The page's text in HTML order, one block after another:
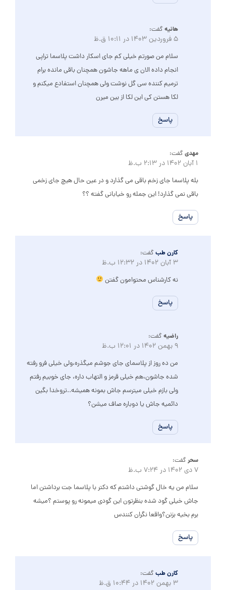
هانیه گفت:
5 فروردین 1403 در 10:11 ق.ظ
سلام من صورتم خیلی کم جای اسکار داشت پلاسما تراپی
انجام داده الان ی ماهه جاشون همچنان باقی مانده برام
ترمیم کننده سی گل نوشت ولی همچنان استفادع میکنم و
لکا هستن کی این لکا از بین میرن
پاسخ
مهدی گفت:
1 آبان 1402 در 2:13 ب.ظ
بله پلاسما جای زخم باقی می گذارد و در عین حال هیچ جای زخمی
باقی نمی گذارد! این جمله رو خیابانی گفته ؟؟
پاسخ
کارن طب گفت:
3 آبان 1402 در 12:32 ب.ظ
نه کارشناس محتوامون گفتن
پاسخ
راضیه گفت:
9 بهمن 1402 در 12:01 ب.ظ
من ده روز از پلاسمای جای جوشم میگذره،ولی خیلی فرو رفته
شده جاشون،هم خیلی قرمز و التهاب داره، جای خوبیم رفتم
ولی بازم خیلی میترسم جاش بمونه همیشه..تروخدا بگین
دائمیه جاش یا دوباره صاف میشن؟
پاسخ
سحر گفت:
7 دی 1402 در 7:24 ب.ظ
سلام من یه خال گوشتی داشتم که دکتر با پلاسما جت برداشتن اما
جاش خیلی گود شده بنظرتون این گودی میمونه رو پوستم ؟میشه
برم بخیه بزنن؟واقعا نگران کنندس
پاسخ
کارن طب گفت:
3 بهمن 1402 در 10:44 ق.ظ